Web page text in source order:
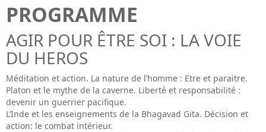
PROGRAMME
AGIR POUR ÊTRE SOI : LA VOIE
DU HEROS
Méditation et action. La nature de l’homme : Etre et paraitre.
Platon et le mythe de la caverne. Liberté et responsabilité :
devenir un guerrier pacifique.
L’Inde et les enseignements de la Bhagavad Gita. Décision et
action: le combat intérieur.